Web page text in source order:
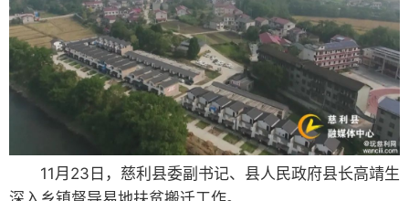
11月23日，慈利县委副书记、县人民政府县长高靖生